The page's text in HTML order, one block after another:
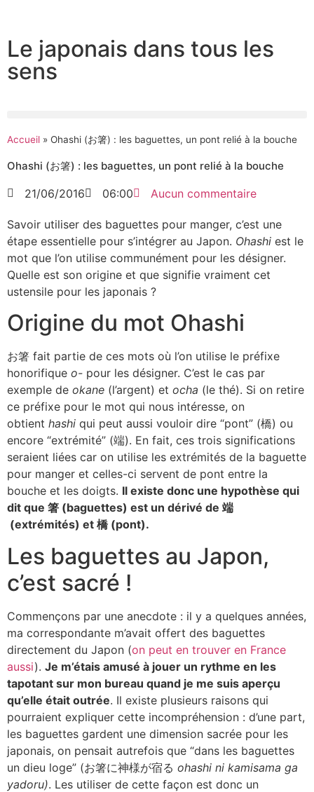
Le japonais dans tous les
sens
Accueil » Ohashi (お箸) : les baguettes, un pont relié à la bouche
Ohashi (お箸) : les baguettes, un pont relié à la bouche
21/06/2016 06:00 Aucun commentaire
Savoir utiliser des baguettes pour manger, c’est une
étape essentielle pour s’intégrer au Japon. Ohashi est le
mot que l’on utilise communément pour les désigner.
Quelle est son origine et que signifie vraiment cet
ustensile pour les japonais ?
Origine du mot Ohashi
お箸 fait partie de ces mots où l’on utilise le préfixe
honorifique o- pour les désigner. C’est le cas par
exemple de okane (l’argent) et ocha (le thé). Si on retire
ce préfixe pour le mot qui nous intéresse, on
obtient hashi qui peut aussi vouloir dire “pont” (橋) ou
encore “extrémité” (端). En fait, ces trois significations
seraient liées car on utilise les extrémités de la baguette
pour manger et celles-ci servent de pont entre la
bouche et les doigts. Il existe donc une hypothèse qui
dit que 箸 (baguettes) est un dérivé de 端
(extrémités) et 橋 (pont).
Les baguettes au Japon,
c’est sacré !
Commençons par une anecdote : il y a quelques années,
ma correspondante m’avait offert des baguettes
directement du Japon (on peut en trouver en France
aussi). Je m’étais amusé à jouer un rythme en les
tapotant sur mon bureau quand je me suis aperçu
qu’elle était outrée. Il existe plusieurs raisons qui
pourraient expliquer cette incompréhension : d’une part,
les baguettes gardent une dimension sacrée pour les
japonais, on pensait autrefois que “dans les baguettes
un dieu loge” (お箸に神様が宿る ohashi ni kamisama ga
yadoru). Les utiliser de cette façon est donc un